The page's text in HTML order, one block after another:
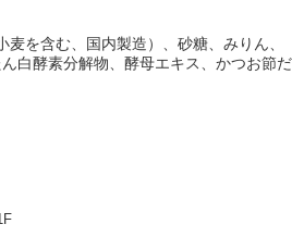
を含む、国内製造）、砂糖、みりん、
白酵素分解物、酵母エキス、かつお節だ